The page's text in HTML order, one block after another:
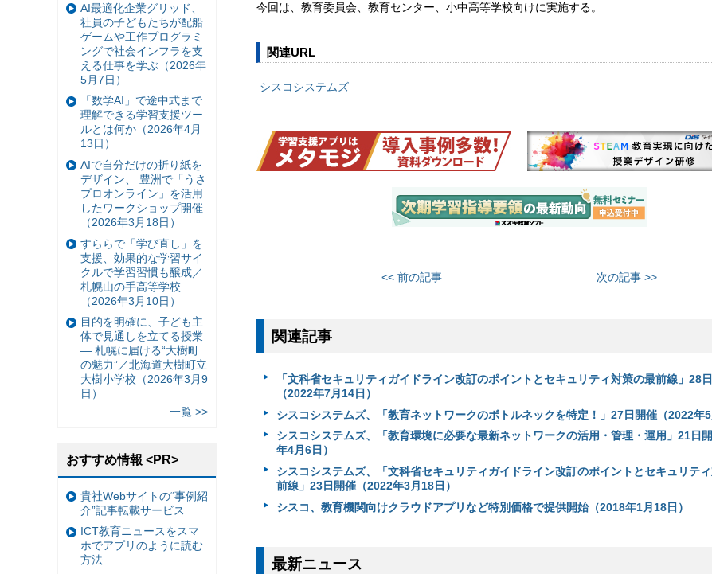
今回は、教育委員会、教育センター、小中高等学校向けに実施する。
関連URL
シスコシステムズ
<< 前の記事 次の記事 >>
関連記事
「文科省セキュリティガイドライン改訂のポイントとセキュリティ対策の最前線」28
（2022年7月14日）
シスコシステムズ、「教育ネットワークのボトルネックを特定！」27日開催（2022年5
シスコシステムズ、「教育環境に必要な最新ネットワークの活用・管理・運用」21日
年4月6日）
シスコシステムズ、「文科省セキュリティガイドライン改訂のポイントとセキュリテ
前線」23日開催（2022年3月18日）
シスコ、教育機関向けクラウドアプリなど特別価格で提供開始（2018年1月18日）
最新ニュース
AI最適化企業グリッド、
社員の子どもたちが配船
ゲームや工作プログラミ
ングで社会インフラを支
える仕事を学ぶ（2026年
5月7日）
「数学AI」で途中式まで
理解できる学習支援ツー
ルとは何か（2026年4月
13日）
AIで自分だけの折り紙を
デザイン、 豊洲で「うさ
プロオンライン」を活用
したワークショップ開催
（2026年3月18日）
すららで「学び直し」を
支援、効果的な学習サイ
クルで学習習慣も醸成／
札幌山の手高等学校
（2026年3月10日）
目的を明確に、子ども主
体で見通しを立てる授業
— 札幌に届ける“大樹町
の魅力”／北海道大樹町立
大樹小学校（2026年3月9
日）
一覧 >>
おすすめ情報 <PR>
貴社Webサイトの“事例紹
介”記事転載サービス
ICT教育ニュースをスマ
ホでアプリのように読む
方法